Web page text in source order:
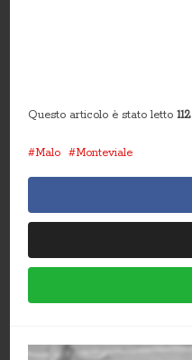
Questo articolo è stato letto112
Malo Monteviale